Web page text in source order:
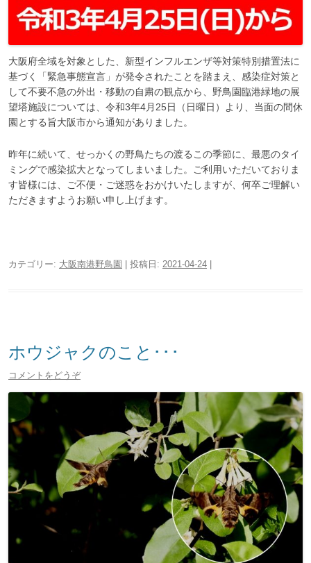
大阪府全域を対象とした、新型インフルエンザ等対策特別措置法に
基づく「緊急事態宣言」が発令されたことを踏まえ、感染症対策と
して不要不急の外出・移動の自粛の観点から、野鳥園臨港緑地の展
望塔施設については、令和3年4月25日（日曜日）より、当面の間休
園とする旨大阪市から通知がありました。
昨年に続いて、せっかくの野鳥たちの渡るこの季節に、最悪のタイ
ミングで感染拡大となってしまいました。ご利用いただいておりま
す皆様には、ご不便・ご迷惑をおかけいたしますが、何卒ご理解い
ただきますようお願い申し上げます。
カテゴリー: 大阪南港野鳥園 | 投稿日: 2021-04-24 |
ホウジャクのこと･･･
コメントをどうぞ